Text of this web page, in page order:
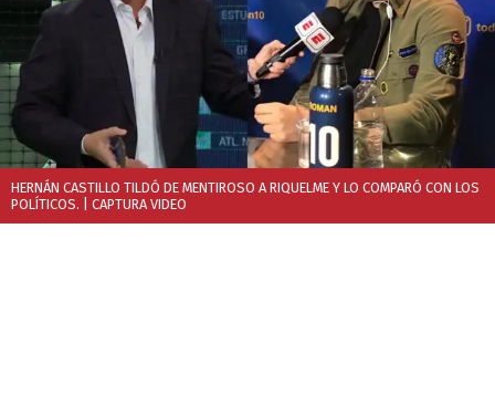
HERNÁN CASTILLO TILDÓ DE MENTIROSO A RIQUELME Y LO COMPARÓ CON LOS
POLÍTICOS.
| CAPTURA VIDEO